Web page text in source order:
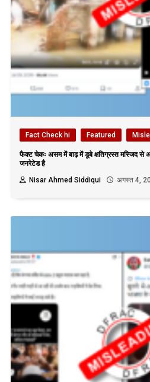
Fact Check hi Featured
फैक्ट चेकः असम में बाढ़ में डूबे क्षतिग्रस्त मस्जिद से
जनरेटेड है
Nisar Ahmed Siddiqui
अगस्त 4,